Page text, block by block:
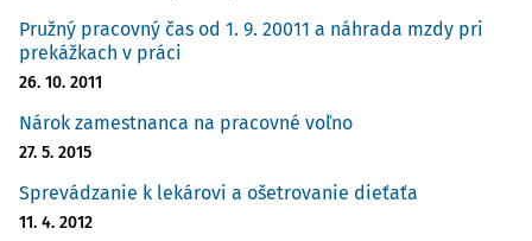
Pružný pracovný čas od 1. 9. 20011 a náhrada mzdy pri
prekážkach v práci
26. 10. 2011
Nárok zamestnanca na pracovné voľno
27. 5. 2015
Sprevádzanie k lekárovi a ošetrovanie dieťaťa
11. 4. 2012